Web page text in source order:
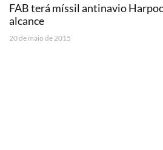
FAB terá míssil antinavio
alcance
20 de maio de 2015